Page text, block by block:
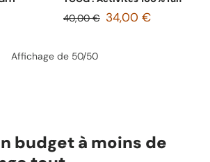
40,00 € 34,00 €
Affichage de 50/50
budget à moins de